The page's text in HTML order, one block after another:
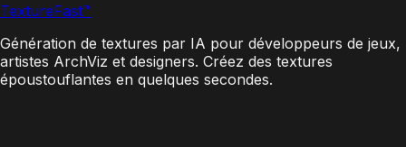
TextureFast™
Génération de textures par IA pour développeurs de jeux,
artistes ArchViz et designers. Créez des textures
époustouflantes en quelques secondes.